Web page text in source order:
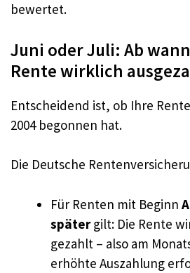
bewertet.
Juni oder Juli: Ab
Rente wirklich
Entscheidend ist, ob Ihre
2004 begonnen hat.
Die Deutsche
Für Renten mit Beginn
spätergilt: Die Rente
gezahlt – also am
erhöhte Auszahlung